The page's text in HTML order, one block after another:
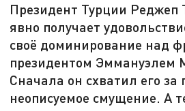
Президент Турции Реджеп
явно получает
своё доминирование над
президентом Эммануэлем
Сначала он схватил его
неописуемое смущение. А